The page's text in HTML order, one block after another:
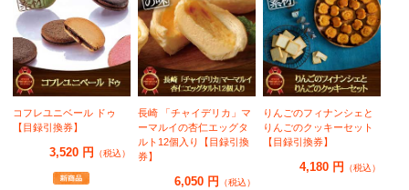
コフレユニベール ドゥ
【目録引換券】
3,520 円 （税込）
長崎 「チャイデリカ」マ
ーマルイの杏仁エッグタ
ルト12個入り【目録引換
券】
6,050 円 （税込）
りんごのフィナンシェと
りんごのクッキーセット
【目録引換券】
4,180 円 （税込）